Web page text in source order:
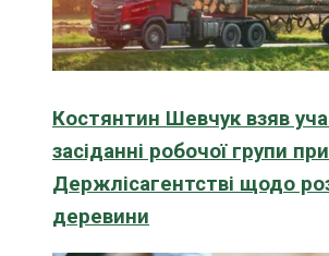
Костянтин Шевчук взяв
засіданні робочої групи при
Держлісагентстві щодо
деревини